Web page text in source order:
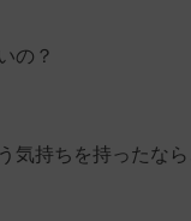
の？
気持ちを持ったな